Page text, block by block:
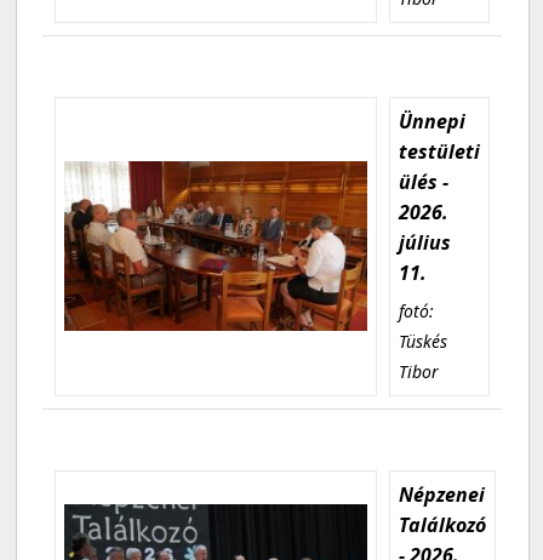
Ünnepi
testületi
ülés -
2026.
július
11.
fotó:
Tüskés
Tibor
Népzenei
Találkozó